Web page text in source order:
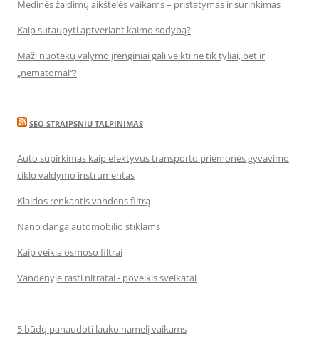
Medinės žaidimų aikštelės vaikams – pristatymas ir surinkimas
Kaip sutaupyti aptveriant kaimo sodybą?
Maži nuotekų valymo įrenginiai gali veikti ne tik tyliai, bet ir
„nematomai‘‘?
SEO STRAIPSNIU TALPINIMAS
Auto supirkimas kaip efektyvus transporto priemonės gyvavimo
ciklo valdymo instrumentas
Klaidos renkantis vandens filtrą
Nano danga automobilio stiklams
Kaip veikia osmoso filtrai
Vandenyje rasti nitratai - poveikis sveikatai
5 būdų panaudoti lauko namelį vaikams